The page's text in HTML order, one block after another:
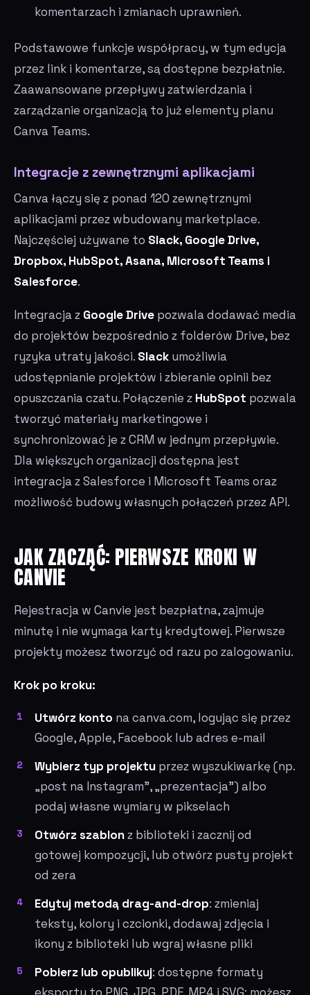
komentarzach i zmianach uprawnień.
Podstawowe funkcje współpracy, w tym edycja
przez link i komentarze, są dostępne bezpłatnie.
Zaawansowane przepływy zatwierdzania i
zarządzanie organizacją to już elementy planu
Canva Teams.
Integracje z zewnętrznymi aplikacjami
Canva łączy się z ponad 120 zewnętrznymi
aplikacjami przez wbudowany marketplace.
Najczęściej używane to Slack, Google Drive,
Dropbox, HubSpot, Asana, Microsoft Teams i
Salesforce.
Integracja z Google Drive pozwala dodawać media
do projektów bezpośrednio z folderów Drive, bez
ryzyka utraty jakości. Slack umożliwia
udostępnianie projektów i zbieranie opinii bez
opuszczania czatu. Połączenie z HubSpot pozwala
tworzyć materiały marketingowe i
synchronizować je z CRM w jednym przepływie.
Dla większych organizacji dostępna jest
integracja z Salesforce i Microsoft Teams oraz
możliwość budowy własnych połączeń przez API.
JAK ZACZĄĆ: PIERWSZE KROKI W
CANVIE
Rejestracja w Canvie jest bezpłatna, zajmuje
minutę i nie wymaga karty kredytowej. Pierwsze
projekty możesz tworzyć od razu po zalogowaniu.
Krok po kroku:
Utwórz konto na canva.com, logując się przez
Google, Apple, Facebook lub adres e-mail
Wybierz typ projektu przez wyszukiwarkę (np.
„post na Instagram", „prezentacja") albo
podaj własne wymiary w pikselach
Otwórz szablonz biblioteki i zacznij od
gotowej kompozycji, lub otwórz pusty projekt
od zera
Edytuj metodą drag-and-drop: zmieniaj
teksty, kolory i czcionki, dodawaj zdjęcia i
ikony z biblioteki lub wgraj własne pliki
Pobierz lub opublikuj: dostępne formaty
eksportu to PNG, JPG, PDF, MP4 i SVG; możesz